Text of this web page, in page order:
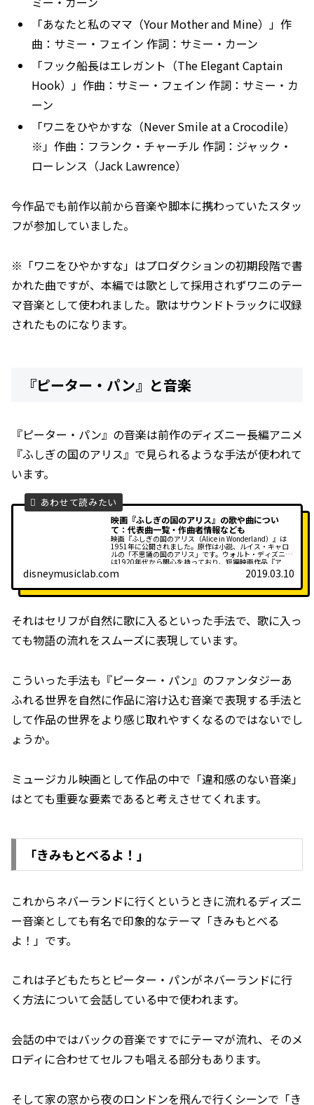
「あなたと私のママ（Your Mother and Mine）」作
曲：サミー・フェイン 作詞：サミー・カーン
「フック船長はエレガント（The Elegant Captain
Hook）」作曲：サミー・フェイン 作詞：サミー・カ
ーン
「ワニをひやかすな（Never Smile at a Crocodile）
※」作曲：フランク・チャーチル 作詞：ジャック・
ローレンス（Jack Lawrence）
今作品でも前作以前から音楽や脚本に携わっていたスタッ
フが参加していました。
※「ワニをひやかすな」はプロダクションの初期段階で書
かれた曲ですが、本編では歌として採用されずワニのテー
マ音楽として使われました。歌はサウンドトラックに収録
されたものになります。
『ピーター・パン』と音楽
『ピーター・パン』の音楽は前作のディズニー長編アニメ
『ふしぎの国のアリス』で見られるような手法が使われて
います。
映画『ふしぎの国のアリス』の歌や曲につい
て：代表曲一覧・作曲者情報なども
映画『ふしぎの国のアリス（Alice in Wonderland）』は
1951年に公開されました。原作は小説、ルイス・キャロ
ルの「不思議の国のアリス」です。ウォルト・ディズニー
は1920年代から関心を持っており、短編映画作品『ア
disneymusiclab.com 2019.03.10
それはセリフが自然に歌に入るといった手法で、歌に入っ
ても物語の流れをスムーズに表現しています。
こういった手法も『ピーター・パン』のファンタジーあ
ふれる世界を自然に作品に溶け込む音楽で表現する手法と
して作品の世界をより感じ取れやすくなるのではないでし
ょうか。
ミュージカル映画として作品の中で「違和感のない音楽」
はとても重要な要素であると考えさせてくれます。
「きみもとべるよ！」
これからネバーランドに行くというときに流れるディズニ
ー音楽としても有名で印象的なテーマ「きみもとべる
よ！」です。
これは子どもたちとピーター・パンがネバーランドに行
く方法について会話している中で使われます。
会話の中ではバックの音楽ですでにテーマが流れ、そのメ
ロディに合わせてセルフも唱える部分もあります。
そして家の窓から夜のロンドンを飛んで行くシーンで「き